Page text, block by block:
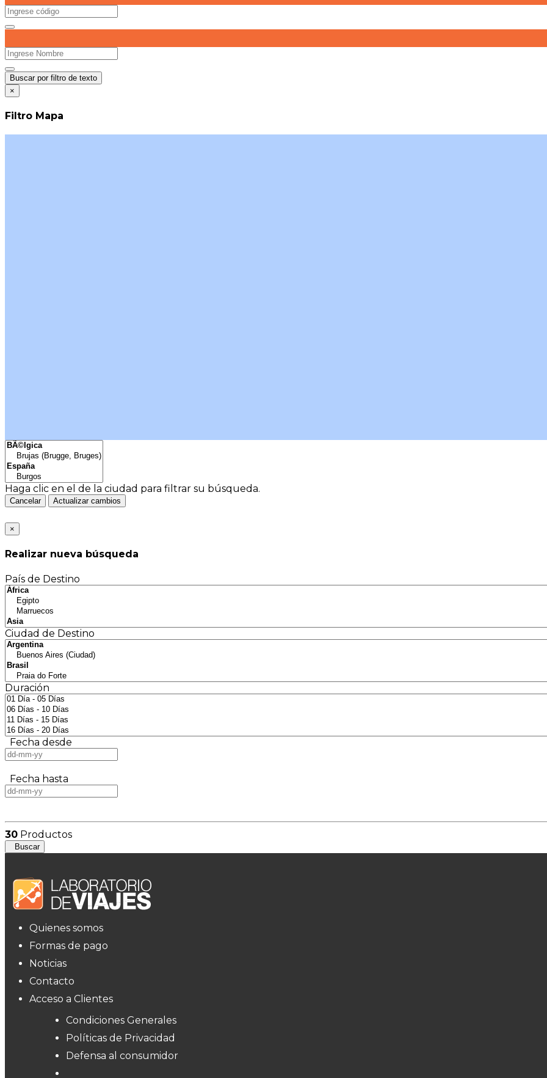
Buscar por filtro de texto
×
Filtro Mapa
Haga clic en el de la ciudad para filtrar su búsqueda.
Cancelar Actualizar cambios
×
Realizar nueva búsqueda
País de Destino
Ciudad de Destino
Duración
Fecha desde
Fecha hasta
30 Productos
Buscar
Quienes somos
Formas de pago
Noticias
Contacto
Acceso a Clientes
Condiciones Generales
Políticas de Privacidad
Defensa al consumidor